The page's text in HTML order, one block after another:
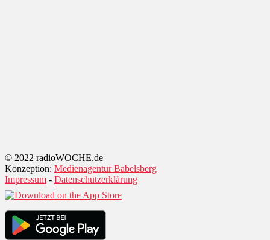
© 2022 radioWOCHE.de
Konzeption: Medienagentur Babelsberg
Impressum - Datenschutzerklärung